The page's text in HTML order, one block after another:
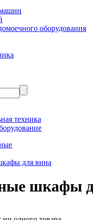
оборудования
техника
для вина
шкафы